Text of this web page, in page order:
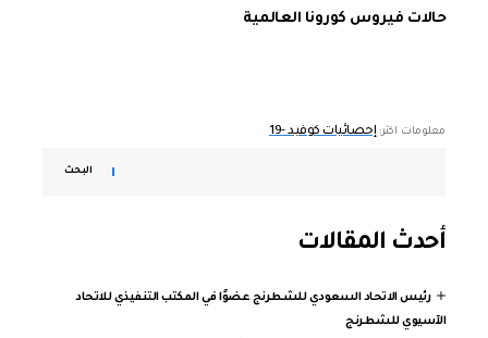
حالات فيروس كورونا العالمية
معلومات اكثر: إحصائيات كوفيد -19
البحث
أحدث المقالات
رئيس الاتحاد السعودي للشطرنج عضوًا في المكتب التنفيذي للاتحاد
الآسيوي للشطرنج